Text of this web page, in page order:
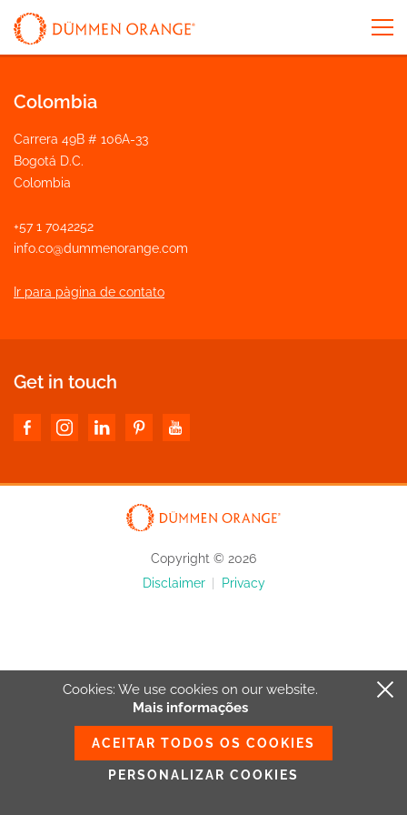
Colombia
Carrera 49B # 106A-33
Bogotá D.C.
Colombia
+57 1 7042252
info.co@dummenorange.com
Ir para pàgina de contato
Get in touch
Copyright © 2026
Disclaimer
Privacy
Cookies: We use cookies on our website.
Mais informações
ACEITAR TODOS OS COOKIES
PERSONALIZAR COOKIES